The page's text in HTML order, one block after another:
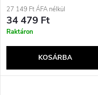
Fehér
27 149 Ft ÁFA nélkül
34 479 Ft
Raktáron
KOSÁRBA